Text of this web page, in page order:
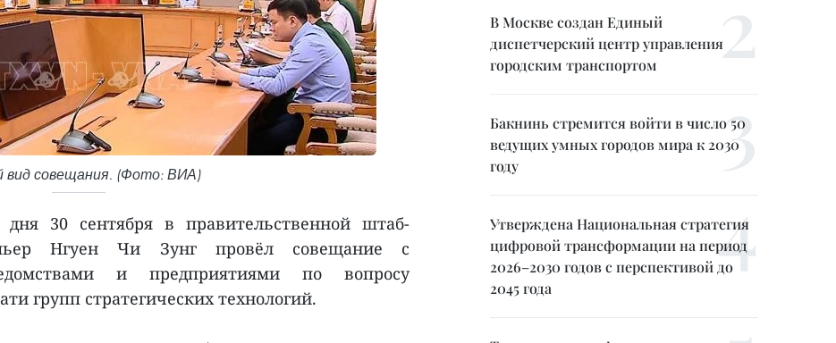
вид совещания. (Фото: ВИА)
30 сентября в правительственной штаб-
Нгуен Чи Зунг провёл совещание с
и предприятиями по вопросу
групп стратегических технологий.
В Москве создан Единый
диспетчерский центр управления
городским транспортом
Бакнинь стремится войти в число 50
ведущих умных городов мира к 2030
году
Утверждена Национальная стратегия
цифровой трансформации на период
2026–2030 годов с перспективой до
2045 года